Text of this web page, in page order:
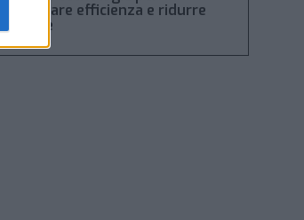
migliorare efficienza e ridurre
rumore